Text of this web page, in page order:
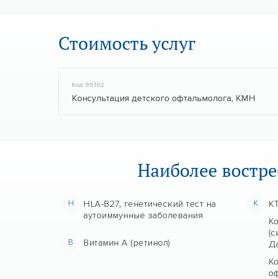
Стоимость услуг
Код: 99362
Консультация детского офтальмолога, КМН
Наиболее
H
HLA-B27, генетический тест на
аутоиммунные заболевания
В Витамин А (ретинол)
К